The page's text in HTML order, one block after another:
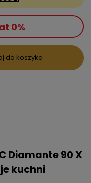
0%
do koszyka
Diamante 90 X
kuchni